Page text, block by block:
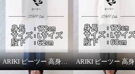
ARIKI ピーツー 高身長スタッフがはいてみました！